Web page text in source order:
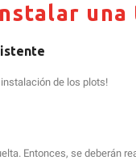
una
de los plots!
Entonces, se deberán